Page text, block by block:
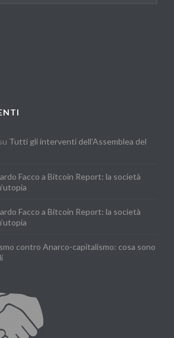
Tutti gli interventi dell’Assemblea del
Facco a Bitcoin Report: la società
Facco a Bitcoin Report: la società
contro Anarco-capitalismo: cosa sono